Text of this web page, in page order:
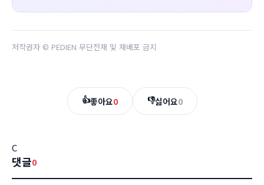
저작권자 © PEDIEN 무단전재 및 재배포 금지
👍좋아요0 👎싫어요0
C
댓글0